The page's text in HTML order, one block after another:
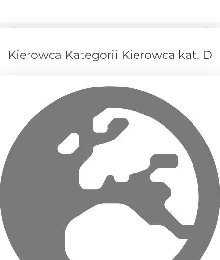
Kierowca Kategorii Kierowca kat. D